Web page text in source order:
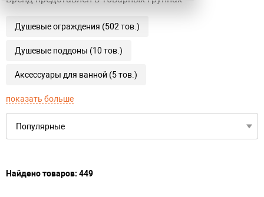
Душевые ограждения (502 тов.)
Душевые поддоны (10 тов.)
Аксессуары для ванной (5 тов.)
показать больше
Найдено товаров: 449